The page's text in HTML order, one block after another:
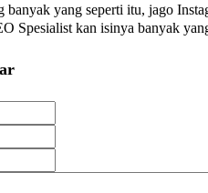
banyak yang seperti itu, jago
Spesialist kan isinya banyak